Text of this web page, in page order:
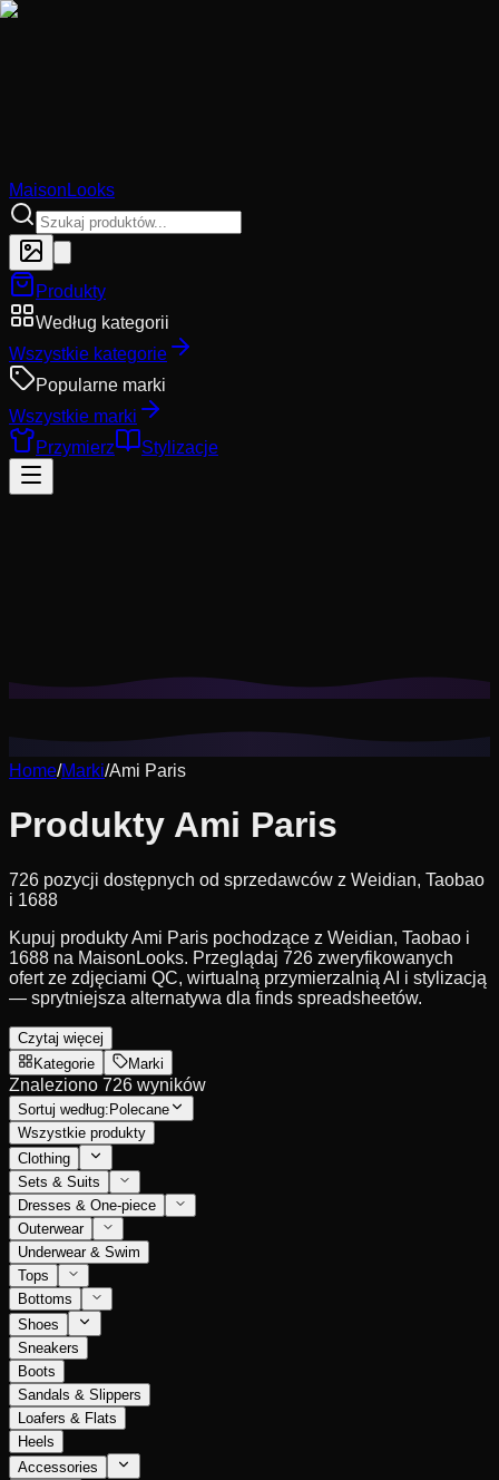
MaisonLooks
Produkty
Według kategorii
Wszystkie kategorie
Popularne marki
Wszystkie marki
Przymierz
Stylizacje
Home/Marki/Ami Paris
Produkty Ami Paris
726 pozycji dostępnych od sprzedawców z Weidian, Taobao
i 1688
Kupuj produkty Ami Paris pochodzące z Weidian, Taobao i
1688 na MaisonLooks. Przeglądaj 726 zweryfikowanych
ofert ze zdjęciami QC, wirtualną przymierzalnią AI i stylizacją
— sprytniejsza alternatywa dla finds spreadsheetów.
Czytaj więcej
Kategorie
Marki
Znaleziono 726 wyników
Sortuj według: Polecane
Wszystkie produkty
Clothing
Sets & Suits
Dresses & One-piece
Outerwear
Underwear & Swim
Tops
Bottoms
Shoes
Sneakers
Boots
Sandals & Slippers
Loafers & Flats
Heels
Accessories